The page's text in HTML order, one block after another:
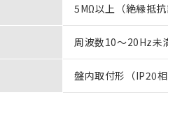
5MΩ以上（絶縁抵抗試
周波数10～20Hz未
盤内取付形（IP20相当